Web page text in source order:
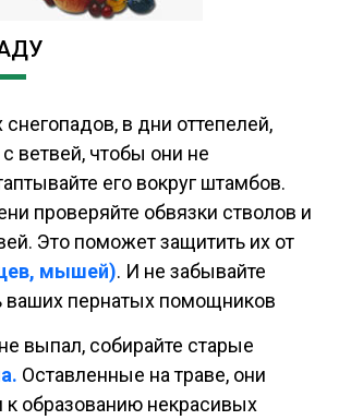
в дни оттепелей,
с ветвей, чтобы они не
его вокруг штамбов.
проверяйте обвязки стволов и
Это поможет защитить их от
мышей). И не забывайте
ваших пернатых помощников
выпал, собирайте старые
Оставленные на траве, они
к образованию некрасивых